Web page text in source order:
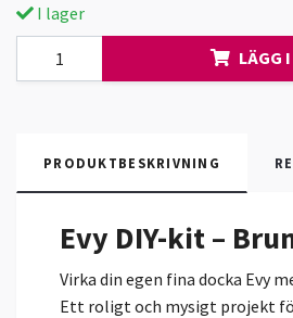
I lager
LÄGG
PRODUKTBESKRIVNING
Evy DIY-kit –
Virka din egen fina docka Evy
Ett roligt och mysigt projekt